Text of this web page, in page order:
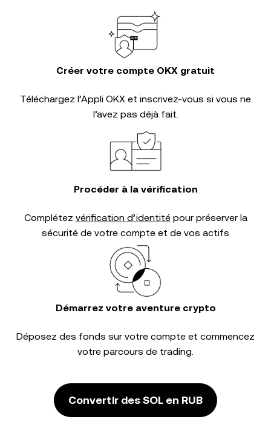
Créer votre compte OKX gratuit
Téléchargez l’Appli OKX et inscrivez-vous si vous ne
l’avez pas déjà fait.
Procéder à la vérification
Complétez vérification d’identitépour préserver la
sécurité de votre compte et de vos actifs
Démarrez votre aventure crypto
Déposez des fonds sur votre compte et commencez
votre parcours de trading.
Convertir des SOL en RUB